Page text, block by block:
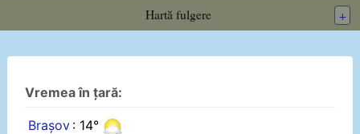
Hartă fulgere +
Vremea în țară:
Brașov : 14°